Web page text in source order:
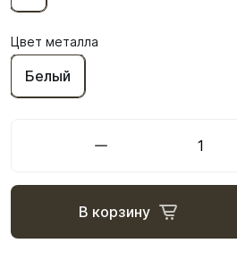
Цвет металла
Белый
В корзину